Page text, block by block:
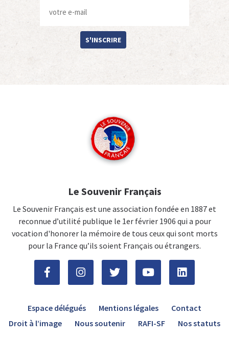
S'INSCRIRE
Le Souvenir Français
Le Souvenir Français est une association fondée en 1887 et
reconnue d’utilité publique le 1er février 1906 qui a pour
vocation d'honorer la mémoire de tous ceux qui sont morts
pour la France qu’ils soient Français ou étrangers.
Espace délégués Mentions légales
Contact
Droit à l’image
Nous soutenir RAFI-SF Nos statuts